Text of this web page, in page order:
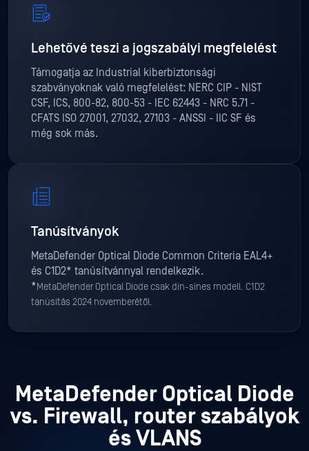
Lehetővé teszi a jogszabályi megfelelést
Támogatja az Industrial kiberbiztonsági
szabványoknak való megfelelést: NERC CIP - NIST
CSF, ICS, 800-82, 800-53 - IEC 62443 - NRC 5.71 -
CFATS ISO 27001, 27032, 27103 - ANSSI - IIC SF és
még sok más.
Tanúsítványok
MetaDefender Optical Diode Common Criteria EAL4+
és C1D2* tanúsítvánnyal rendelkezik.
*MetaDefender Optical Diode csak din-sínes modell. C1D2
tanúsítás 2024 novemberétől.
MetaDefender Optical Diode
vs. Firewall, router szabályok
és VLANS